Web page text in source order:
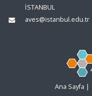
İSTANBUL
aves@istanbul.edu.tr
Ana Sayfa |